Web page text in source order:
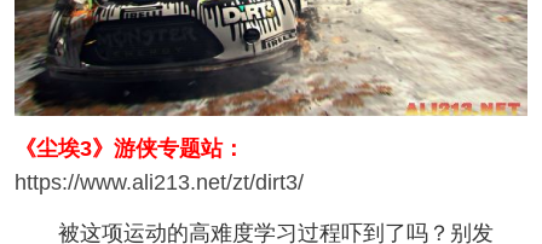
《尘埃3》游侠专题站：
https://www.ali213.net/zt/dirt3/
被这项运动的高难度学习过程吓到了吗？别发